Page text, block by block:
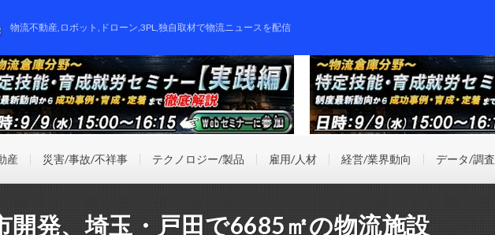
物流不動産,ロボット,ドローン,3PL,独自取材で物流ニュースを配信
産 災害/事故/不祥事 テクノロジー/製品 雇用/人材 経営/業界動向 データ/調査
開発、埼玉・戸田で6685㎡の物流施設